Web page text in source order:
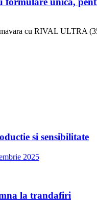
cu RIVAL ULTRA
si sensibilitate
2025
la trandafiri